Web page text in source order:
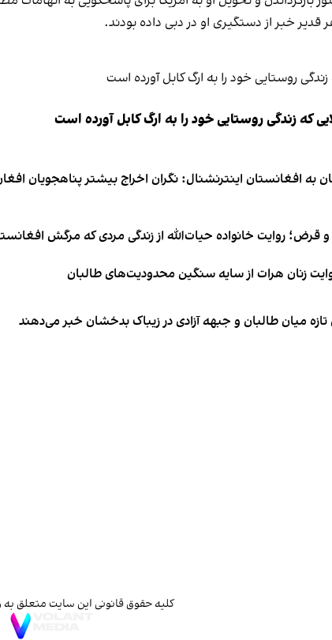
قدیر خبر از دستگیری او در دبی داده بودند.
که زندگی روستایی خود را به ارگ کابل آورده است
به افغانستان اینترنشنال: نگران اخراج بیشتر پناهجویان
روایت خانواده حیات‌الله از زندگی مردی که مرگش
زنان هرات از سایه سنگین محدودیت‌های طالبان
تازه میان طالبان و جبهه آزادی در زیباک بدخشان خبر می‌دهند
کلیه حقوق قانونی این سایت متعلق